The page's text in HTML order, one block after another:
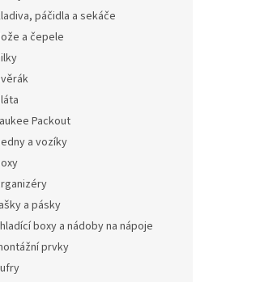
páčidla a sekáče
a čepele
Packout
a vozíky
a pásky
boxy a nádoby na nápoje
prvky